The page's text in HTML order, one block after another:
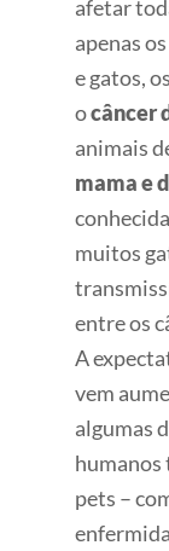
afetar
apenas
e gatos,
ocâncer
animais
mama e
muitos
entre os
A
vem
algumas
humanos
pets –